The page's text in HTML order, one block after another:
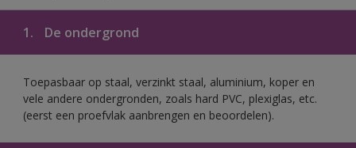
1. De ondergrond
Toepasbaar op staal, verzinkt staal, aluminium, koper en
vele andere ondergronden, zoals hard PVC, plexiglas, etc.
(eerst een proefvlak aanbrengen en beoordelen).